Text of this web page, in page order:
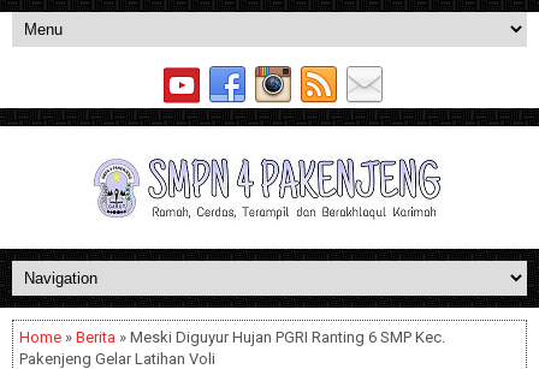
Home » Berita » Meski Diguyur Hujan PGRI Ranting 6 SMP Kec.
Pakenjeng Gelar Latihan Voli